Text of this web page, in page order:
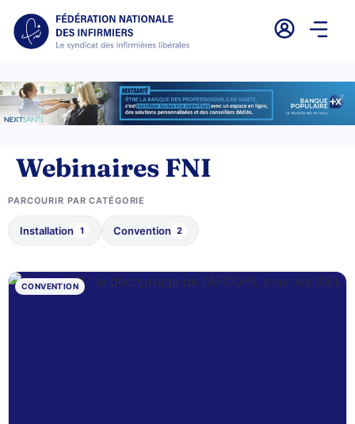
Webinaires FNI
PARCOURIR PAR CATÉGORIE
Installation 1 Convention 2
CONVENTION